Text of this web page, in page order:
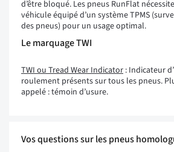
d’être bloqué. Les pneus RunFlat
véhicule équipé d’un système TPMS
des pneus) pour un usage optimal.
Le marquage TWI
TWI ou Tread Wear Indicator : Indicateur
roulement présents sur tous les pneus.
appelé : témoin d’usure.
Vos questions sur les pneus